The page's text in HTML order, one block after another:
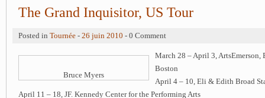
The Grand Inquisitor, US Tour
Posted in Tournée - 26 juin 2010 - 0 Comment
Bruce Myers
March 28 – April 3, ArtsEmerson,
Boston
April 4 – 10, Eli & Edith Broad
April 11 – 18, JF. Kennedy Center for the Performing Arts